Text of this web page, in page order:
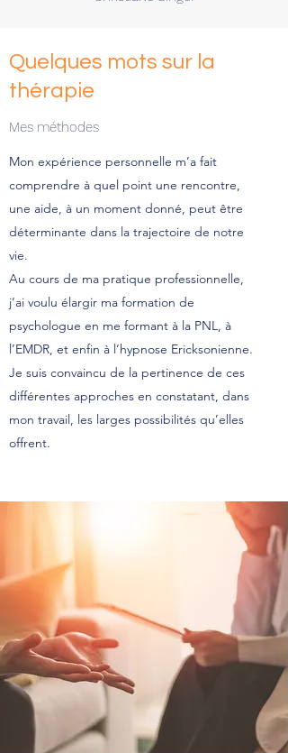
Quelques mots sur la
thérapie
Mes méthodes
Mon expérience personnelle m’a fait
comprendre à quel point une rencontre,
une aide, à un moment donné, peut être
déterminante dans la trajectoire de notre
vie.
Au cours de ma pratique professionnelle,
j’ai voulu élargir ma formation de
psychologue en me formant à la PNL, à
l’EMDR, et enfin à l’hypnose Ericksonienne.
Je suis convaincu de la pertinence de ces
différentes approches en constatant, dans
mon travail, les larges possibilités qu’elles
offrent.